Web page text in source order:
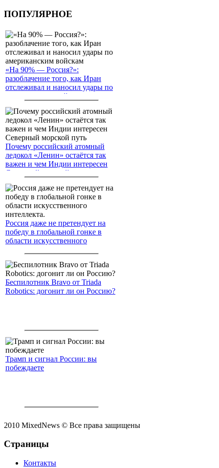
ПОПУЛЯРНОЕ
«На 90% — Россия?»:
разоблачение того, как Иран
отслеживал и наносил удары по
американским войскам
Почему российский атомный
ледокол «Ленин» остаётся так
важен и чем Индии интересен
Северный морской путь
Россия даже не претендует на
победу в глобальной гонке в
области искусственного
Беспилотник Bravo от Triada
Robotics: догонит ли он Россию?
Трамп и сигнал России: вы
побеждаете
2010 MixedNews © Все права защищены
Страницы
Контакты